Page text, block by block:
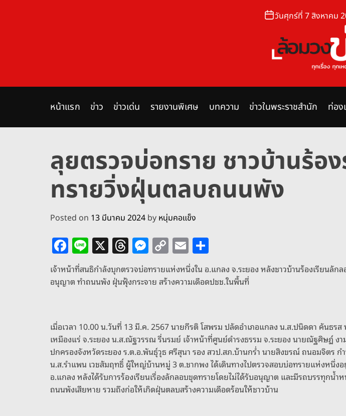
e
วันศุกร์ที่ 7 สิงหาคม
อ
ม
ง
า
ว
หน้าแรก ข่าว ข่าวเด่น รายงานพิเศษ บทความ ข่าวในพระราชสำนัก ท่อง
ลุยตรวจบ่อทราย ชาวบ้านร้อ
ทรายวิ่งฝุ่นตลบถนนพัง
Posted on 13 มีนาคม 2024 by หนุ่มคอแข็ง
F
a
c
e
o
o
k
Li
n
e
X T
h
re
a
s
M
e
ss
e
g
er
C
o
p
y
n
k
E
m
ai
l
h
ar
e
เจ้าหน้าที่สนธิกำลังบุกตรวจบ่อทรายแห่งหนึ่งใน อ.แกลง จ.ระยอง หลังชาวบ้านร้องเรียนลัก
อนุญาต ทำถนนพัง ฝุ่นฟุ้งกระจาย สร้างความเดือดปชช.ในพื้นที่
เมื่อเวลา 10.00 น.วันที่ 13 มี.ค. 2567 นายกีรติ โสพรม ปลัดอำเภอแกลง น.ส.ปนิดดา คันธร
เหมืองแร่ จ.ระยอง น.ส.ณัฐวรรณ รื่นรมย์ เจ้าหน้าที่ศูนย์ดำรงธรรม จ.ระยอง นายณัฐศิษฏ์ งา
ปกครองจังหวัดระยอง ร.ต.อ.พันธุ์วุธ ศรีสุนา รอง สวป.สภ.บ้านกร่ำ นายสิงขรณ์ ถนอมจิตร ก
น.ส.รำแพน เวชสัมฤทธิ์ ผู้ใหญ่บ้านหมู่ 3 ต.ชากพง ได้เดินทางไปตรวจสอบบ่อทรายแห่งหนึ่ง
อ.แกลง หลังได้รับการร้องเรียนเรื่องลักลอบขุดทรายโดยไม่ได้รับอนุญาต และมีรถบรรทุกน้ำห
ถนนพังเสียหาย รวมถึงก่อให้เกิดฝุ่นตลบสร้างความเดือดร้อนให้ชาวบ้าน